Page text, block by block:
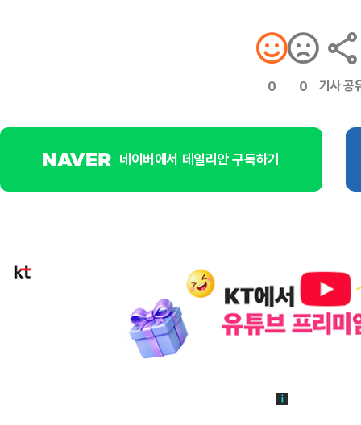
0 0 기사 공
네이버에서 데일리안 구독하기